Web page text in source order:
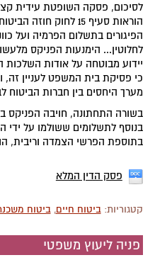
לסיכום, פסקה השופטת עידית
הוראות סעיף 15 לחוק
הפיגורים בתשלום הפרמיה ועל
לחלוטין... הימנעות הפניקס
יידוע מבוטחה על אודות
כי פסיקת בית המשפט לעניין
מערך היחסים בין חברות הביטוח
בשורה התחתונה, חויבה הפניקס
בנוסף לתשלומים ששולמו על ידי
בתוספת הפרשי הצמדה וריבית,
פסק הדין המלא
קטגוריות:ביטוח חיים,ביטוח
פניה ליעוץ משפטי